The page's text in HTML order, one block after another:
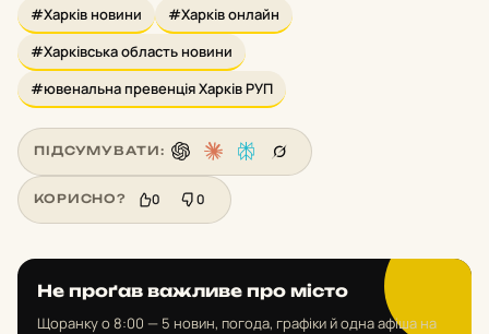
#Харків новини
#Харків онлайн
#Харківська область новини
#ювенальна превенція Харків РУП
ПІДСУМУВАТИ:
КОРИСНО? 0 0
Не проґав важливе про місто
Щоранку о 8:00 — 5 новин, погода, графіки й одна афіша на